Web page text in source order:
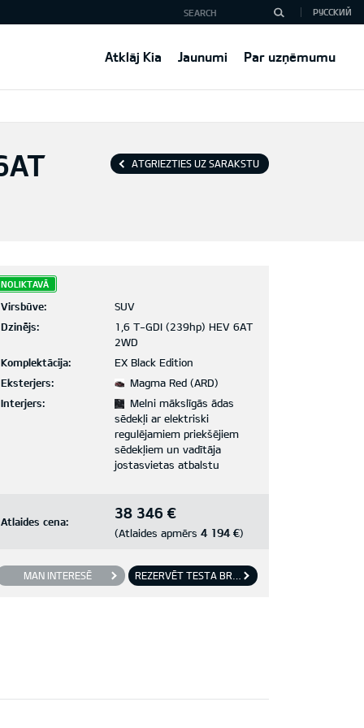
Atklāj Kia Jaunumi Par uzņēmumu
РУССКИЙ
ATGRIEZTIES UZ SARAKSTU
NOLIKTAVĀ
Virsbūve:
SUV
Dzinējs:
1,6 T-GDI (239hp) HEV 6AT
2WD
Komplektācija:
EX Black Edition
Eksterjers:
Magma Red (ARD)
Interjers:
Melni mākslīgās ādas
sēdekļi ar elektriski
regulējamiem priekšējiem
sēdekļiem un vadītāja
jostasvietas atbalstu
Atlaides cena: 38 346 €
(Atlaides apmērs 4 194 €)
MAN INTERESĒ REZERVĒT TESTA BRAUCIENU